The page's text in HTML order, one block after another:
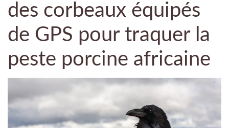
des corbeaux équipés
de GPS pour traquer la
peste porcine africaine